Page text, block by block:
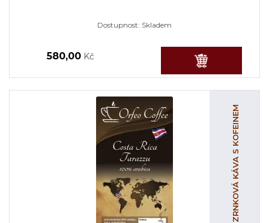
Dostupnost: Skladem
580,00 Kč
ZRNKOVÁ KÁVA S KOFEINEM